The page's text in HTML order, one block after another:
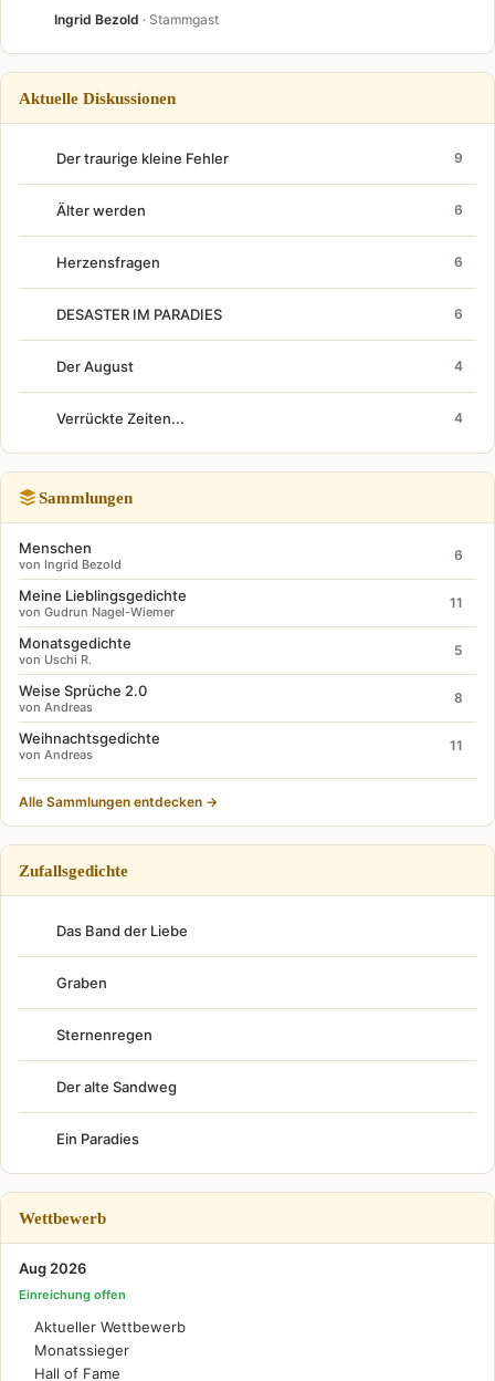
Ingrid Bezold · Stammgast
Aktuelle Diskussionen
Der traurige kleine Fehler 9
Älter werden 6
Herzensfragen 6
DESASTER IM PARADIES 6
Der August 4
Verrückte Zeiten... 4
Sammlungen
Menschen
von Ingrid Bezold
6
Meine Lieblingsgedichte
von Gudrun Nagel-Wiemer
11
Monatsgedichte
von Uschi R.
5
Weise Sprüche 2.0
von Andreas
8
Weihnachtsgedichte
von Andreas
11
Alle Sammlungen entdecken →
Zufallsgedichte
Das Band der Liebe
Graben
Sternenregen
Der alte Sandweg
Ein Paradies
Wettbewerb
Aug 2026
Einreichung offen
Aktueller Wettbewerb
Monatssieger
Hall of Fame